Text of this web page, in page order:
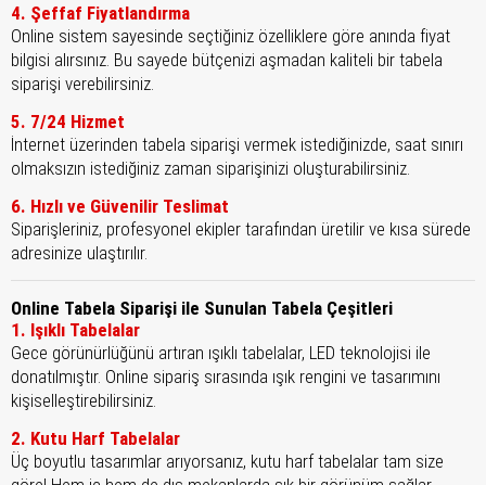
4. Şeffaf Fiyatlandırma
Online sistem sayesinde seçtiğiniz özelliklere göre anında fiyat
bilgisi alırsınız. Bu sayede bütçenizi aşmadan kaliteli bir tabela
siparişi verebilirsiniz.
5. 7/24 Hizmet
İnternet üzerinden tabela siparişi vermek istediğinizde, saat sınırı
olmaksızın istediğiniz zaman siparişinizi oluşturabilirsiniz.
6. Hızlı ve Güvenilir Teslimat
Siparişleriniz, profesyonel ekipler tarafından üretilir ve kısa sürede
adresinize ulaştırılır.
Online Tabela Siparişi ile Sunulan Tabela Çeşitleri
1. Işıklı Tabelalar
Gece görünürlüğünü artıran ışıklı tabelalar, LED teknolojisi ile
donatılmıştır. Online sipariş sırasında ışık rengini ve tasarımını
kişiselleştirebilirsiniz.
2. Kutu Harf Tabelalar
Üç boyutlu tasarımlar arıyorsanız, kutu harf tabelalar tam size